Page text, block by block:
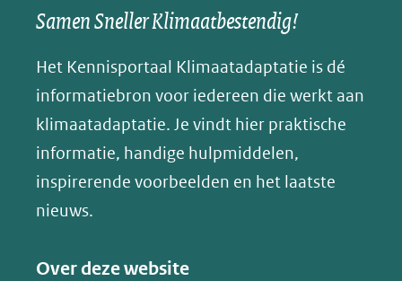
een
website)
een
website)
een
website)
s
y
(opent
in
nieuw
venster)
venster)
naar
een
andere
website)
Samen Sneller Klimaatbestendig!
Het Kennisportaal Klimaatadaptatie is dé
informatiebron voor iedereen die werkt aan
klimaatadaptatie. Je vindt hier praktische
informatie, handige hulpmiddelen,
inspirerende voorbeelden en het laatste
nieuws.
Over deze website